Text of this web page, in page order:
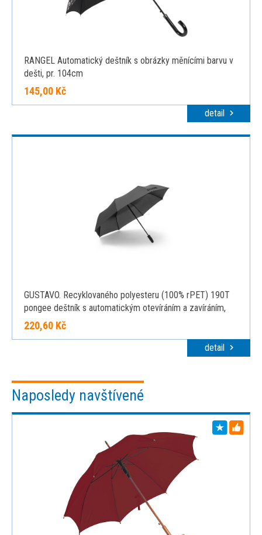
RANGEL Automatický deštník s obrázky měnícími barvu v
dešti, pr. 104cm
145,00 Kč
detail
GUSTAVO. Recyklovaného polyesteru (100% rPET) 190T
pongee deštník s automatickým otevíráním a zavíráním,
černá
220,60 Kč
detail
Naposledy navštívené